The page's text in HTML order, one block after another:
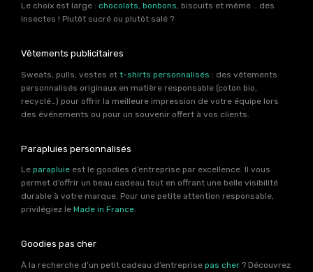
Le choix est large : chocolats, bonbons, biscuits et même .. des
insectes ! Plutôt sucré ou plutôt salé ?
Vêtements publicitaires
Sweats, pulls, vestes et t-shirts personnalisés : des vêtements
personnalisés originaux en matière responsable (coton bio,
recyclé…) pour offrir la meilleure impression de votre équipe lors
des événements ou pour un souvenir offert à vos clients.
Parapluies personnalisés
Le parapluie est le goodies d’entreprise par excellence. Il vous
permet d’offrir un beau cadeau tout en offrant une belle visibilité
durable à votre marque. Pour une petite attention responsable,
privilégiez le Made in France.
Goodies pas cher
À la recherche d’un petit cadeau d’entreprise pas cher ? Découvrez